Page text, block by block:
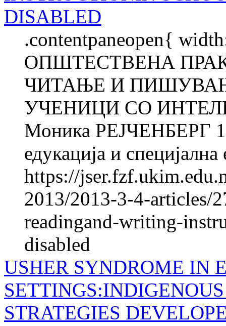
DISABLED
.contentpaneopen{
ОПШТЕСТВЕНА
ЧИТАЊЕ И
УЧЕНИЦИ СО
Моника РЕЈЧЕНБЕРГ
едукација и
https://
2013/2013-3-4-articles/
readingand-writing-
disabled
USHER SYNDROME IN
STRATEGIES